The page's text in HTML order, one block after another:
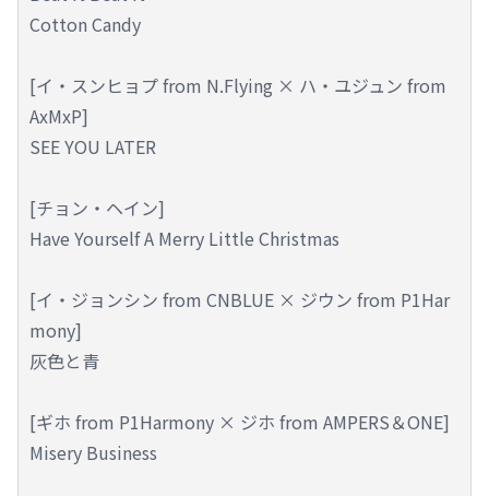
Cotton Candy
[イ・スンヒョプ from N.Flying × ハ・ユジュン from
AxMxP]
SEE YOU LATER
[チョン・ヘイン]
Have Yourself A Merry Little Christmas
[イ・ジョンシン from CNBLUE × ジウン from P1Har
mony]
灰色と青
[ギホ from P1Harmony × ジホ from AMPERS＆ONE]
Misery Business